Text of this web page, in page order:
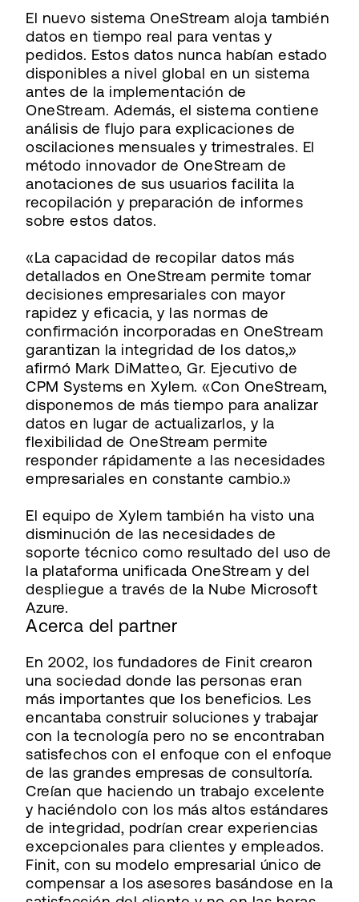
El nuevo sistema OneStream aloja también
datos en tiempo real para ventas y
pedidos. Estos datos nunca habían estado
disponibles a nivel global en un sistema
antes de la implementación de
OneStream. Además, el sistema contiene
análisis de flujo para explicaciones de
oscilaciones mensuales y trimestrales. El
método innovador de OneStream de
anotaciones de sus usuarios facilita la
recopilación y preparación de informes
sobre estos datos.
«La capacidad de recopilar datos más
detallados en OneStream permite tomar
decisiones empresariales con mayor
rapidez y eficacia, y las normas de
confirmación incorporadas en OneStream
garantizan la integridad de los datos,»
afirmó Mark DiMatteo, Gr. Ejecutivo de
CPM Systems en Xylem. «Con OneStream,
disponemos de más tiempo para analizar
datos en lugar de actualizarlos, y la
flexibilidad de OneStream permite
responder rápidamente a las necesidades
empresariales en constante cambio.»
El equipo de Xylem también ha visto una
disminución de las necesidades de
soporte técnico como resultado del uso de
la plataforma unificada OneStream y del
despliegue a través de la Nube Microsoft
Azure.
Acerca del partner
En 2002, los fundadores de Finit crearon
una sociedad donde las personas eran
más importantes que los beneficios. Les
encantaba construir soluciones y trabajar
con la tecnología pero no se encontraban
satisfechos con el enfoque con el enfoque
de las grandes empresas de consultoría.
Creían que haciendo un trabajo excelente
y haciéndolo con los más altos estándares
de integridad, podrían crear experiencias
excepcionales para clientes y empleados.
Finit, con su modelo empresarial único de
compensar a los asesores basándose en la